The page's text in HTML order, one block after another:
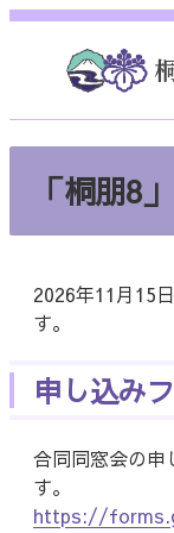
内
「桐朋8
2026年11月15
す。
申し込み
合同同窓会の申
す。
https://